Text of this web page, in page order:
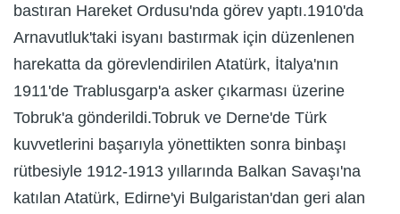
bastıran Hareket Ordusu'nda görev yaptı.1910'da
Arnavutluk'taki isyanı bastırmak için düzenlenen
harekatta da görevlendirilen Atatürk, İtalya'nın
1911'de Trablusgarp'a asker çıkarması üzerine
Tobruk'a gönderildi.Tobruk ve Derne'de Türk
kuvvetlerini başarıyla yönettikten sonra binbaşı
rütbesiyle 1912-1913 yıllarında Balkan Savaşı'na
katılan Atatürk, Edirne'yi Bulgaristan'dan geri alan